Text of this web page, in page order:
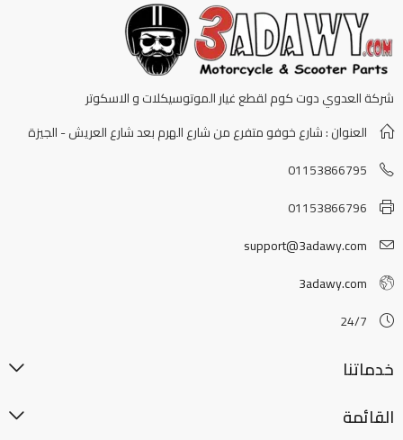
شركة العدوي دوت كوم لقطع غيار الموتوسيكلات و الاسكوتر
العنوان : شارع خوفو متفرع من شارع الهرم بعد شارع العريش - الجيزة
01153866795
01153866796
support@3adawy.com
3adawy.com
24/7
خدماتنا
القائمة